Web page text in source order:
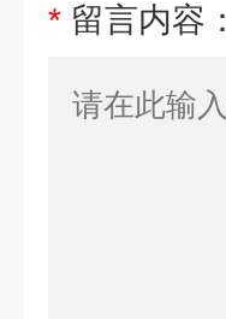
* 留言内容：